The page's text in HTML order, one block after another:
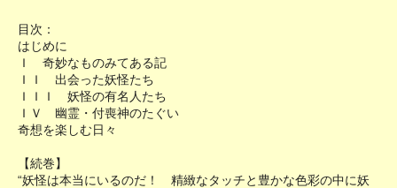
目次：
はじめに
Ｉ 奇妙なものみてある記
ＩＩ 出会った妖怪たち
ＩＩＩ 妖怪の有名人たち
ＩＶ 幽霊・付喪神のたぐい
奇想を楽しむ日々
【続巻】
“妖怪は本当にいるのだ！ 精緻なタッチと豊かな色彩の中に妖